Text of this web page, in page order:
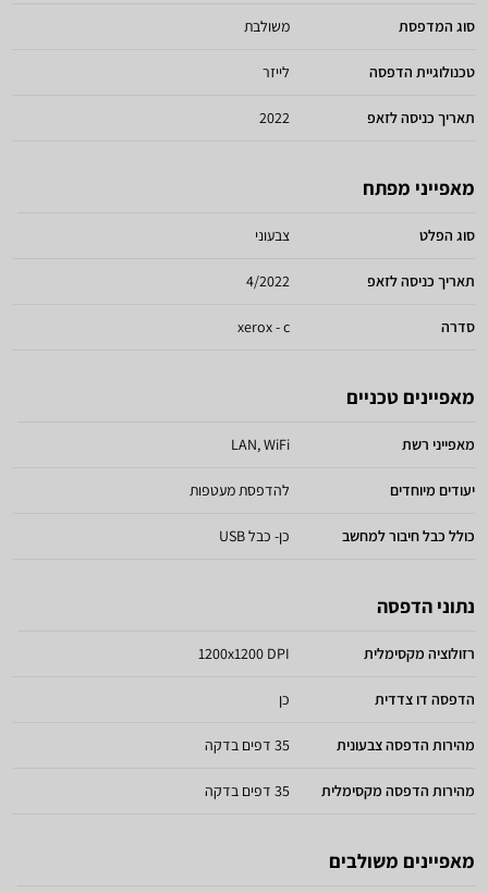
סוג המדפסת משולבת
טכנולוגיית הדפסה לייזר
תאריך כניסה לזאפ 2022
מאפייני מפתח
סוג הפלט צבעוני
תאריך כניסה לזאפ 4/2022
סדרה xerox - c
מאפיינים טכניים
מאפייני רשת LAN, WiFi
יעודים מיוחדים להדפסת מעטפות
כולל כבל חיבור למחשב כן- כבל USB
נתוני הדפסה
רזולוציה מקסימלית 1200x1200 DPI
הדפסה דו צדדית כן
מהירות הדפסה צבעונית 35 דפים בדקה
מהירות הדפסה מקסימלית 35 דפים בדקה
מאפיינים משולבים